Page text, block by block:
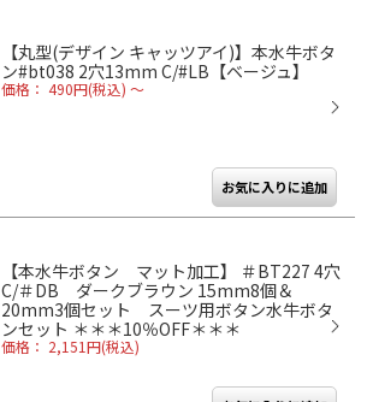
【丸型(デザイン キャッツアイ)】本水牛ボタ
ン#bt038 2穴13mm C/#LB【ベージュ】
価格： 490円(税込) ～
【本水牛ボタン マット加工】 ＃BT227 4穴
C/＃DB ダークブラウン 15mm8個＆
20mm3個セット スーツ用ボタン水牛ボタ
ンセット ＊＊＊10％OFF＊＊＊
価格： 2,151円(税込)